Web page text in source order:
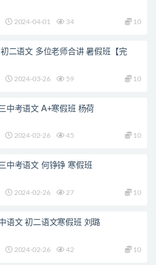
2024-04-01 34 10
二语文 多位老师合讲 暑假班【完
2024-03-26 59 10
中考语文 A+寒假班 杨荷
2024-02-26 45 10
中考语文 何铮铮 寒假班
2024-02-26 27 10
语文 初二语文寒假班 刘璐
2024-02-26 42 10